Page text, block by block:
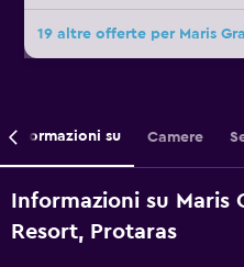
19 altre offerte per Maris
Informazioni su Camere
Informazioni su Maris
Resort, Protaras